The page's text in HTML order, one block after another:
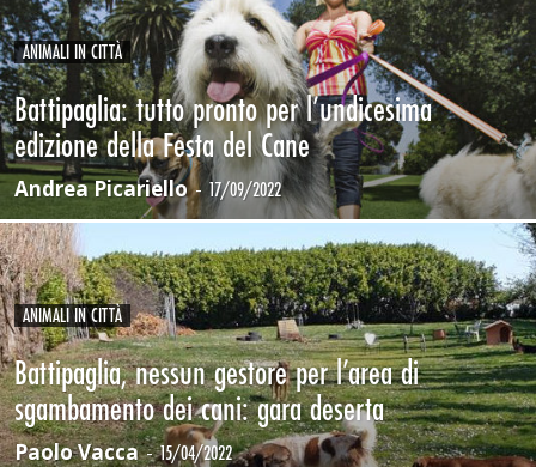
ANIMALI IN CITTÀ
Battipaglia: tutto pronto per l’undicesima
edizione della Festa del Cane
Andrea Picariello - 17/09/2022
ANIMALI IN CITTÀ
Battipaglia, nessun gestore per l’area di
sgambamento dei cani: gara deserta
Paolo Vacca - 15/04/2022